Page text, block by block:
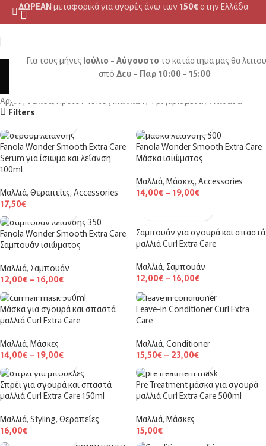
Για τους μήνες Ιούλιο - Αύγουστο το κατάστημα μας θα
από Δευ - Παρ 10:00 - 15:00
ΔΩΡΕΑΝ μεταφορικά για αγορές άνω των 150€στην Ελλάδα
Φριζαρισμένα / Ατίθασα
Αρχική σελίδα Προϊόν Τύπος Μαλλιών
Φριζαρισμένα / Ατίθασα
Filters
Fanola Wonder Smooth Extra Care
Serum για ίσιωμα και λείανση
100ml
Μαλλιά, Θεραπείες, Accessories
17,50€
Fanola Wonder Smooth Extra Care
Μάσκα ισιώματος
Μαλλιά, Μάσκες, Accessories
14,00€ – 19,00€
Fanola Wonder Smooth Extra Care
Σαμπουάν ισιώματος
Μαλλιά, Σαμπουάν
12,00€ – 16,00€
Σαμπουάν για σγουρά και σπαστά
μαλλιά Curl Extra Care
Μαλλιά, Σαμπουάν
12,00€ – 16,00€
Μάσκα για σγουρά και σπαστά
μαλλιά Curl Extra Care
Μαλλιά, Μάσκες
14,00€ – 19,00€
Leave-in Conditioner Curl Extra
Care
Μαλλιά, Conditioner
15,50€ – 23,00€
Σπρέι για σγουρά και σπαστά
μαλλιά Curl Extra Care 150ml
Μαλλιά, Styling, Θεραπείες
16,00€
Pre Treatment μάσκα για σγουρά
μαλλιά Curl Extra Care 500ml
Μαλλιά, Μάσκες
15,00€